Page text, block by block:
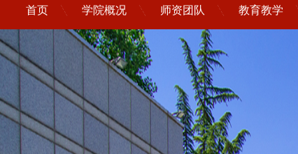
首页 学院概况 师资团队 教育教学